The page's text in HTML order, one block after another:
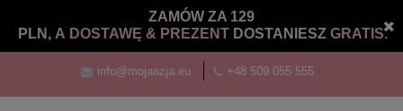
ZAMÓW ZA 129
PLN, A DOSTAWĘ & PREZENT DOSTANIESZ GRATIS.
info@mojaazja.eu +48 509 055 555